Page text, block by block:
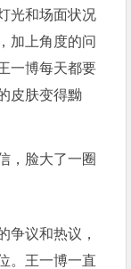
光和场面状况
加上角度的问
一博每天都要
皮肤变得黝
争议和热议，
。王一博一直